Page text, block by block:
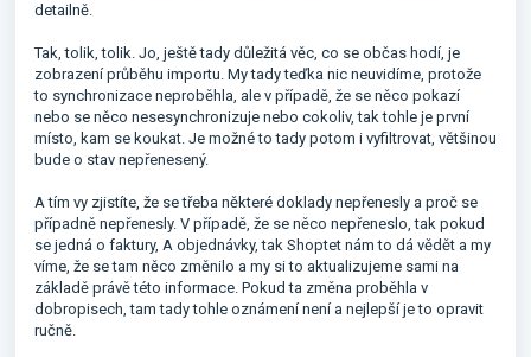
detailně.
Tak, tolik, tolik. Jo, ještě tady důležitá věc, co se občas hodí, je
zobrazení průběhu importu. My tady teďka nic neuvidíme, protože
to synchronizace neproběhla, ale v případě, že se něco pokazí
nebo se něco nesesynchronizuje nebo cokoliv, tak tohle je první
místo, kam se koukat. Je možné to tady potom i vyfiltrovat, většinou
bude o stav nepřenesený.
A tím vy zjistíte, že se třeba některé doklady nepřenesly a proč se
případně nepřenesly. V případě, že se něco nepřeneslo, tak pokud
se jedná o faktury, A objednávky, tak Shoptet nám to dá vědět a my
víme, že se tam něco změnilo a my si to aktualizujeme sami na
základě právě této informace. Pokud ta změna proběhla v
dobropisech, tam tady tohle oznámení není a nejlepší je to opravit
ručně.